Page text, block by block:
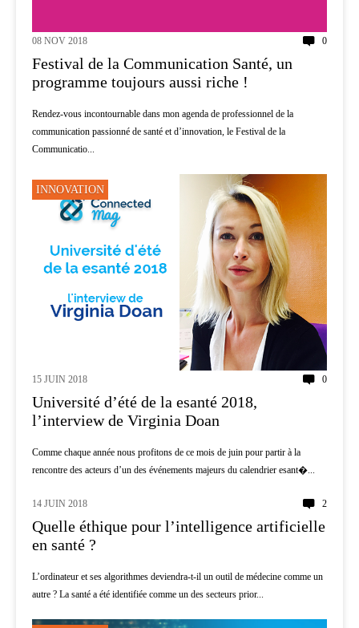
08 NOV 2018 0
Festival de la Communication Santé, un
programme toujours aussi riche !
Rendez-vous incontournable dans mon agenda de professionnel de la
communication passionné de santé et d’innovation, le Festival de la
Communicatio...
INNOVATION
15 JUIN 2018 0
Université d’été de la esanté 2018,
l’interview de Virginia Doan
Comme chaque année nous profitons de ce mois de juin pour partir à la
rencontre des acteurs d’un des événements majeurs du calendrier esant�...
AI
14 JUIN 2018 2
Quelle éthique pour l’intelligence artificielle
en santé ?
L’ordinateur et ses algorithmes deviendra-t-il un outil de médecine comme un
autre ? La santé a été identifiée comme un des secteurs prior...